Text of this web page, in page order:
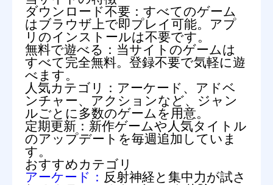
ダウンロード不要：すべてのゲーム
はブラウザ上で即プレイ可能。アプ
リのインストールは不要です。
無料で遊べる： 当サイトのゲームは
すべて完全無料。登録不要で気軽に遊
べます。
人気カテゴリ： アーケード、アドベ
ンチャー、アクションなど、ジャン
ルごとに多数のゲームを用意。
定期更新： 新作ゲームや人気タイトル
のアップデートを毎週追加していま
す。
おすすめカテゴリ
アーケード： 反射神経と集中力が試さ